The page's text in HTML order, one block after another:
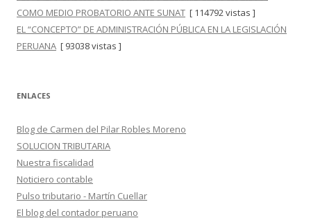
COMO MEDIO PROBATORIO ANTE SUNAT [ 114792 vistas ]
EL “CONCEPTO” DE ADMINISTRACIÓN PÚBLICA EN LA LEGISLACIÓN
PERUANA [ 93038 vistas ]
ENLACES
Blog de Carmen del Pilar Robles Moreno
SOLUCION TRIBUTARIA
Nuestra fiscalidad
Noticiero contable
Pulso tributario - Martín Cuellar
El blog del contador peruano